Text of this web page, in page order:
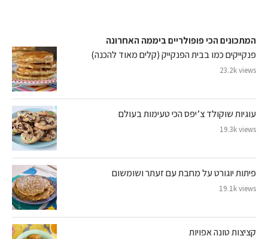
המתכונים הכי פופולריים ביממה האחרונה
פנקייקים כמו בבית הפנקייק (קלים מאוד להכנה)
23.2k views
עוגיות שוקולד צ’יפס הכי טעימות בעולם
19.3k views
פיתות יוגורט על מחבת עם זעתר ושומשום
19.1k views
קציצות טונה אפויות